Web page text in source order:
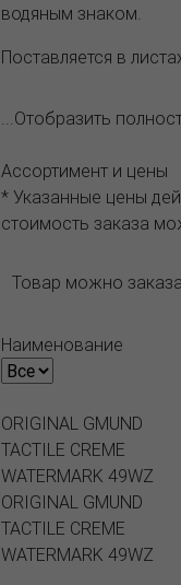
водяным знаком.
Поставляется в
...Отобразить
Ассортимент и цены
* Указанные цены
стоимость заказа
Товар можно
Наименование
ORIGINAL GMUND
TACTILE CREME
WATERMARK 49WZ
ORIGINAL GMUND
TACTILE CREME
WATERMARK 49WZ